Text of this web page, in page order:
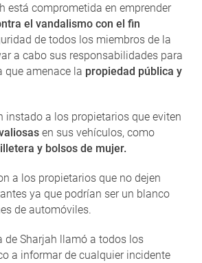
está comprometida en emprender
el vandalismo con el fin
de todos los miembros de la
a cabo sus responsabilidades para
que amenace la propiedad pública y
instado a los propietarios que eviten
en sus vehículos, como
y bolsos de mujer.
a los propietarios que no dejen
ya que podrían ser un blanco
de automóviles.
de Sharjah llamó a todos los
a informar de cualquier incidente